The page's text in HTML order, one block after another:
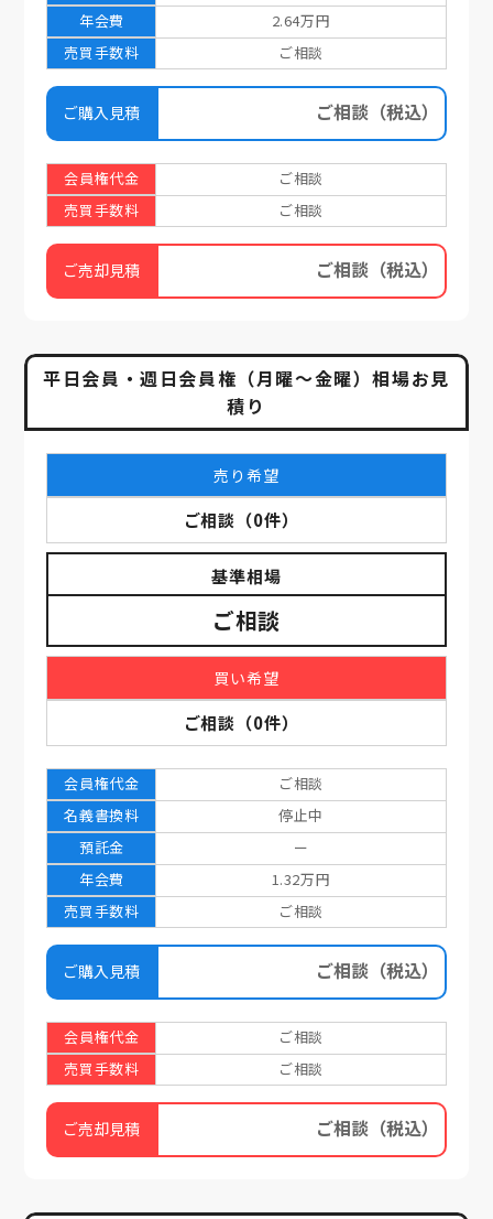
年会費
売買手数料
2.64万円
ご相談
ご購入見積 ご相談（税込）
会員権代金
売買手数料
ご相談
ご相談
ご売却見積 ご相談（税込）
平日会員・週日会員権（月曜～金曜）相場お見
積り
売り希望
ご相談 （0件）
基準相場
ご相談
買い希望
ご相談 （0件）
会員権代金
名義書換料
預託金
年会費
売買手数料
ご相談
停止中
ー
1.32万円
ご相談
ご購入見積 ご相談（税込）
会員権代金
売買手数料
ご相談
ご相談
ご売却見積 ご相談（税込）